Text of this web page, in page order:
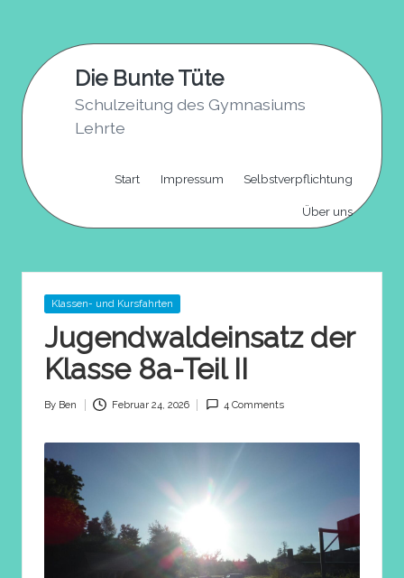
content
Die Bunte Tüte
Schulzeitung des Gymnasiums
Lehrte
Start Impressum Selbstverpflichtung
Über uns
Posted
in
Klassen- und Kursfahrten
Jugendwaldeinsatz der
Klasse 8a-Teil II
Posted
By Ben Februar 24, 2026 4 Comments